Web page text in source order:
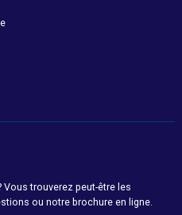
trouverez peut-être les
ou notre brochure en ligne.